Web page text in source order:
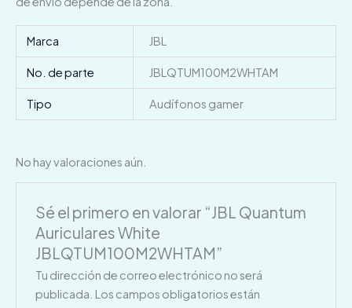
Marca JBL
No. de parte JBLQTUM100M2WHTAM
Tipo Audífonos gamer
No hay valoraciones aún.
Sé el primero en valorar “JBL Quantum
Auriculares White
JBLQTUM100M2WHTAM”
Tu dirección de correo electrónico no será
publicada. Los campos obligatorios están